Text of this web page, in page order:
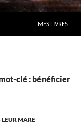
MES LIVRES
clé : bénéficier
MARE